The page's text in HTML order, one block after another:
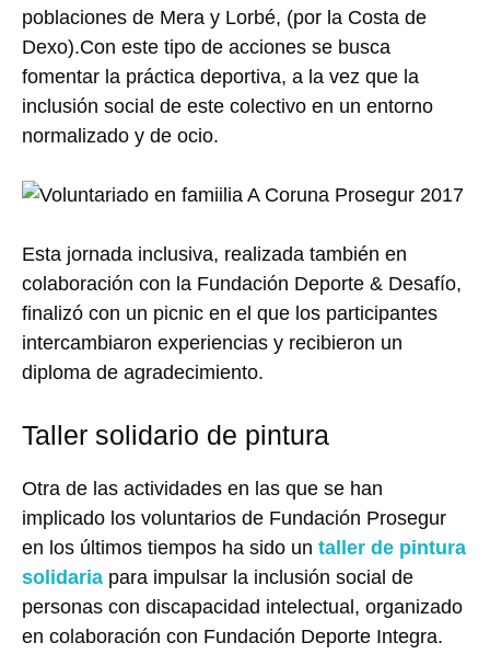
poblaciones de Mera y Lorbé, (por la Costa de
Dexo).Con este tipo de acciones se busca
fomentar la práctica deportiva, a la vez que la
inclusión social de este colectivo en un entorno
normalizado y de ocio.
Esta jornada inclusiva, realizada también en
colaboración con la Fundación Deporte & Desafío,
finalizó con un picnic en el que los participantes
intercambiaron experiencias y recibieron un
diploma de agradecimiento.
Taller solidario de pintura
Otra de las actividades en las que se han
implicado los voluntarios de Fundación Prosegur
en los últimos tiempos ha sido un taller de pintura
solidaria para impulsar la inclusión social de
personas con discapacidad intelectual, organizado
en colaboración con Fundación Deporte Integra.